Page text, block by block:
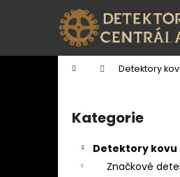
Domů Detektory
Přeskočit
kategorie
Kategorie
Detektory kovu
Značkové
í
Zpět
do
Zpět
do